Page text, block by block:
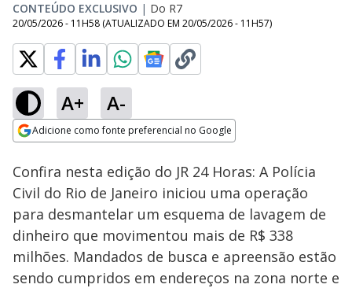
CONTEÚDO EXCLUSIVO | Do R7
20/05/2026 - 11H58 (ATUALIZADO EM 20/05/2026 - 11H57)
A+ A-
Adicione como fonte preferencial no Google
Ativar
Loaded
19.65%
Confira nesta edição do JR 24 Horas: A Polícia
Civil do Rio de Janeiro iniciou uma operação
para desmantelar um esquema de lavagem de
dinheiro que movimentou mais de R$ 338
milhões. Mandados de busca e apreensão estão
sendo cumpridos em endereços na zona norte e